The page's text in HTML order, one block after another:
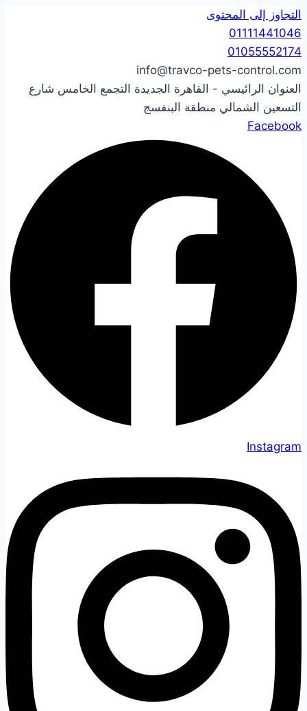
التجاوز إلى المحتوى
01111441046
01055552174
info@travco-pets-control.com
العنوان الرائيسي - القاهرة الجديدة التجمع الخامس شارع
التسعين الشمالي منطقة البنفسج
Facebook
Instagram